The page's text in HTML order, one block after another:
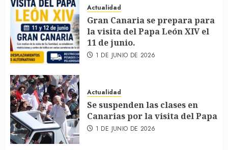
Actualidad
Gran Canaria se prepara para
la visita del Papa León XIV el
11 de junio.
1 DE JUNIO DE 2026
Actualidad
Se suspenden las clases en
Canarias por la visita del Papa
1 DE JUNIO DE 2026